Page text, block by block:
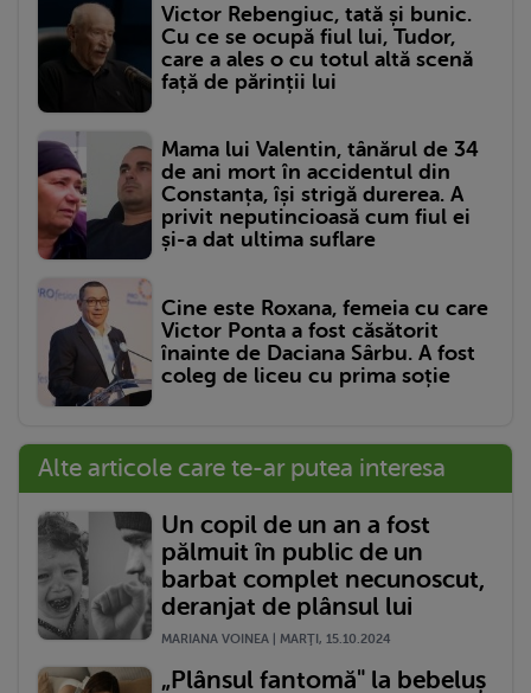
Victor Rebengiuc, tată și bunic.
Cu ce se ocupă fiul lui, Tudor,
care a ales o cu totul altă scenă
față de părinții lui
Mama lui Valentin, tânărul de 34
de ani mort în accidentul din
Constanța, își strigă durerea. A
privit neputincioasă cum fiul ei
și-a dat ultima suflare
Cine este Roxana, femeia cu care
Victor Ponta a fost căsătorit
înainte de Daciana Sârbu. A fost
coleg de liceu cu prima soție
Alte articole care te-ar putea interesa
Un copil de un an a fost
pălmuit în public de un
barbat complet necunoscut,
deranjat de plânsul lui
MARIANA VOINEA | MARŢI, 15.10.2024
„Plânsul fantomă" la bebeluș